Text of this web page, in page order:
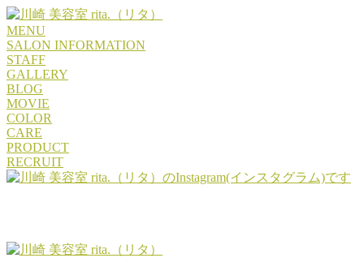
MENU
SALON INFORMATION
STAFF
GALLERY
BLOG
MOVIE
COLOR
CARE
PRODUCT
RECRUIT